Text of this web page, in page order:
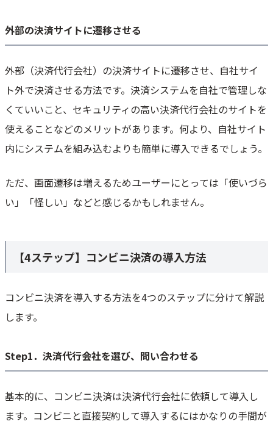
外部の決済サイトに遷移させる
外部（決済代行会社）の決済サイトに遷移させ、自社サイ
ト外で決済させる方法です。決済システムを自社で管理しな
くていいこと、セキュリティの高い決済代行会社のサイトを
使えることなどのメリットがあります。何より、自社サイト
内にシステムを組み込むよりも簡単に導入できるでしょう。
ただ、画面遷移は増えるためユーザーにとっては「使いづら
い」「怪しい」などと感じるかもしれません。
【4ステップ】コンビニ決済の導入方法
コンビニ決済を導入する方法を4つのステップに分けて解説
します。
Step1．決済代行会社を選び、問い合わせる
基本的に、コンビニ決済は決済代行会社に依頼して導入し
ます。コンビニと直接契約して導入するにはかなりの手間が